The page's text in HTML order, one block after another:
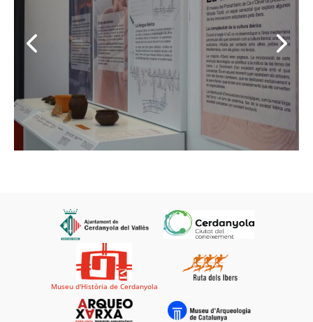
Museu d'Història de Cerdanyola